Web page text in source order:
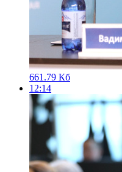
661.79 Кб
12:14